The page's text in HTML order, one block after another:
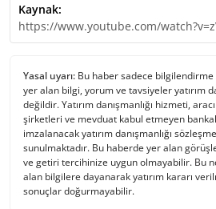
Kaynak:
https://www.youtube.com/
Yasal uyarı: Bu haber sadece bilgilendirme
yer alan bilgi, yorum ve tavsiyeler yatırım
değildir. Yatırım danışmanlığı hizmeti,
şirketleri ve mevduat kabul etmeyen
imzalanacak yatırım danışmanlığı
sunulmaktadır. Bu haberde yer alan
ve getiri tercihinize uygun olmayabilir. Bu
alan bilgilere dayanarak yatırım kararı
sonuçlar doğurmayabilir.